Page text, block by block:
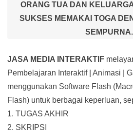
ORANG TUA DAN
SUKSES MEMAKAI TOGA
SEMPURNA.
JASA MEDIA INTERAKTIF
Pembelajaran Interaktif| Animasi |
menggunakan Software Flash
Flash) untuk berbagai keperluan,
1. TUGAS AKHIR
2. SKRIPSI